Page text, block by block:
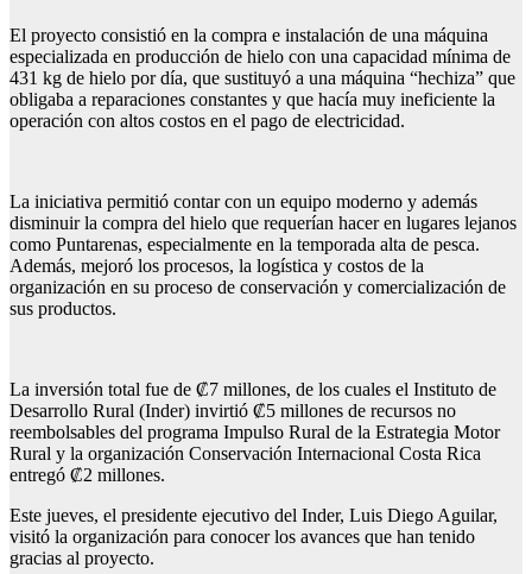
El proyecto consistió en la compra e instalación de una máquina
especializada en producción de hielo con una capacidad mínima de
431 kg de hielo por día, que sustituyó a una máquina “hechiza” que
obligaba a reparaciones constantes y que hacía muy ineficiente la
operación con altos costos en el pago de electricidad.
La iniciativa permitió contar con un equipo moderno y además
disminuir la compra del hielo que requerían hacer en lugares lejanos
como Puntarenas, especialmente en la temporada alta de pesca.
Además, mejoró los procesos, la logística y costos de la
organización en su proceso de conservación y comercialización de
sus productos.
La inversión total fue de ₡7 millones, de los cuales el Instituto de
Desarrollo Rural (Inder) invirtió ₡5 millones de recursos no
reembolsables del programa Impulso Rural de la Estrategia Motor
Rural y la organización Conservación Internacional Costa Rica
entregó ₡2 millones.
Este jueves, el presidente ejecutivo del Inder, Luis Diego Aguilar,
visitó la organización para conocer los avances que han tenido
gracias al proyecto.